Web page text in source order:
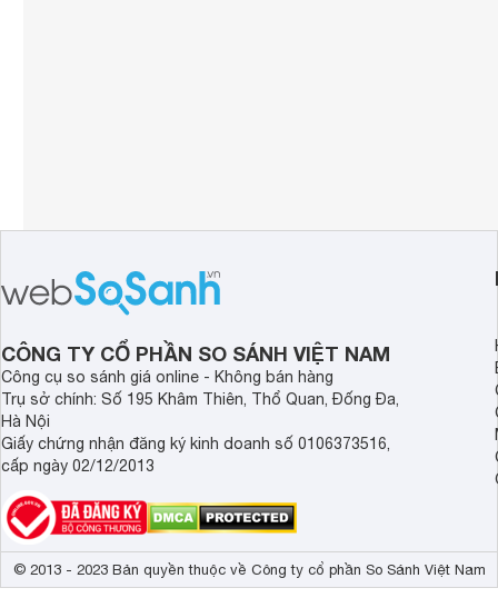
CÔNG TY CỔ PHẦN SO SÁNH VIỆT NAM
Công cụ so sánh giá online - Không bán hàng
Trụ sở chính: Số 195 Khâm Thiên, Thổ Quan, Đống Đa,
Hà Nội
Giấy chứng nhận đăng ký kinh doanh số 0106373516,
cấp ngày 02/12/2013
© 2013 - 2023 Bản quyền thuộc về Công ty cổ phần So Sánh Việt Nam